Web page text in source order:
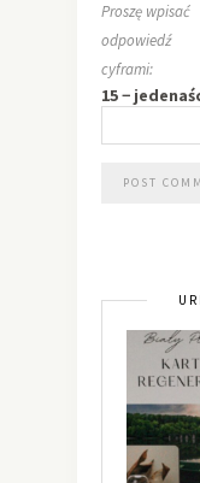
Proszę wpisać
odpowiedź
cyframi:
15 −